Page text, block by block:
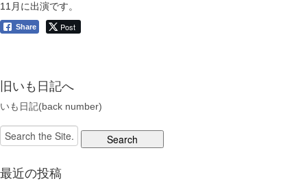
11月に出演です。
Share Post
旧いも日記へ
いも日記(back number)
Search
for:
最近の投稿